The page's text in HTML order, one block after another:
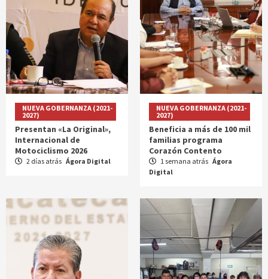
NUEVA GOBERNANZA (2021-
2027)
Presentan «La Original»,
Internacional de
Motociclismo 2026
2 días atrás Ágora Digital
NUEVA GOBERNANZA (2021-
2027)
Beneficia a más de 100 mil
familias programa
Corazón Contento
1 semana atrás Ágora
Digital